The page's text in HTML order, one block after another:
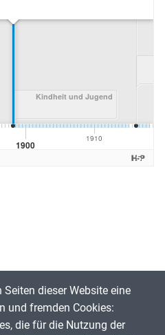
dieser Website eine
und fremden Cookies:
die für die Nutzung der